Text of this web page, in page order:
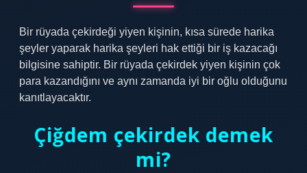
Bir rüyada çekirdeği yiyen kişinin, kısa sürede harika
şeyler yaparak harika şeyleri hak ettiği bir iş kazacağı
bilgisine sahiptir. Bir rüyada çekirdek yiyen kişinin çok
para kazandığını ve aynı zamanda iyi bir oğlu olduğunu
kanıtlayacaktır.
Çiğdem çekirdek demek
mi?